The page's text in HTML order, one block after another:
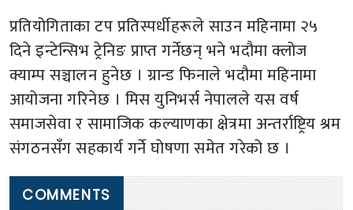
प्रतियोगिताका टप प्रतिस्पर्धीहरूले साउन महिनामा २५
दिने इन्टेन्सिभ ट्रेनिङ प्राप्त गर्नेछन् भने भदौमा क्लोज
क्याम्प सञ्चालन हुनेछ । ग्रान्ड फिनाले भदौमा महिनामा
आयोजना गरिनेछ । मिस युनिभर्स नेपालले यस वर्ष
समाजसेवा र सामाजिक कल्याणका क्षेत्रमा अन्तर्राष्ट्रिय श्रम
संगठनसँग सहकार्य गर्ने घोषणा समेत गरेको छ ।
COMMENTS